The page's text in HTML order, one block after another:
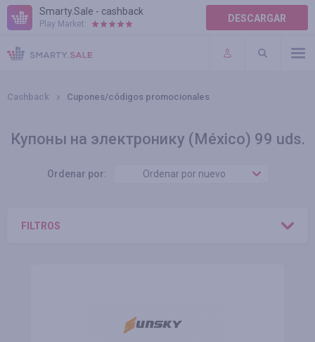
Smarty.Sale - cashback
Play Market: DESCARGAR
AYUDA
TÉRMINOS DE USO
Cashback Cupones/códigos promocionales
Купоны на электронику (México) 99 uds.
Ordenar por: Ordenar por nuevo
FILTROS